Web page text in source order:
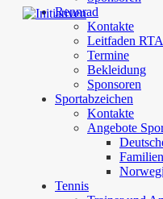
Rennrad
Kontakte
Leitfaden RTA
Termine
Bekleidung
Sponsoren
Sportabzeichen
Kontakte
Angebote
Tennis